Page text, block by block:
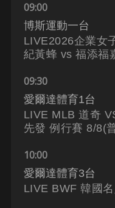
09:00
博斯運動一台
LIVE2026企業女
紀黃蜂 vs 福添福
09:30
愛爾達體育1台
LIVE MLB 道奇
先發 例行賽 8/8(
10:00
愛爾達體育3台
LIVE BWF 韓國